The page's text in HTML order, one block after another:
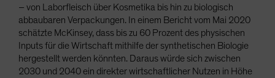
– von Laborfleisch über Kosmetika bis hin zu biologisch
abbaubaren Verpackungen. In einem Bericht vom Mai 2020
schätzte McKinsey, dass bis zu 60 Prozent des physischen
Inputs für die Wirtschaft mithilfe der synthetischen Biologie
hergestellt werden könnten. Daraus würde sich zwischen
2030 und 2040 ein direkter wirtschaftlicher Nutzen in Höhe